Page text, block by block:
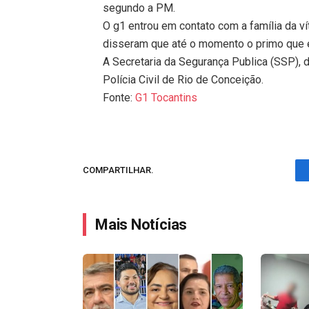
segundo a PM.
O g1 entrou em contato com a família da
disseram que até o momento o primo
A Secretaria da Segurança Publica
Polícia Civil de Rio de Conceição.
Fonte:G1 Tocantins
COMPARTILHAR.
Mais Notícias